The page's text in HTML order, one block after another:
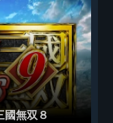
無双８